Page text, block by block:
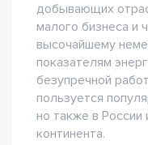
добывающих
малого бизнеса и
высочайшему
показателям
безупречной
пользуется
но также в России
континента.